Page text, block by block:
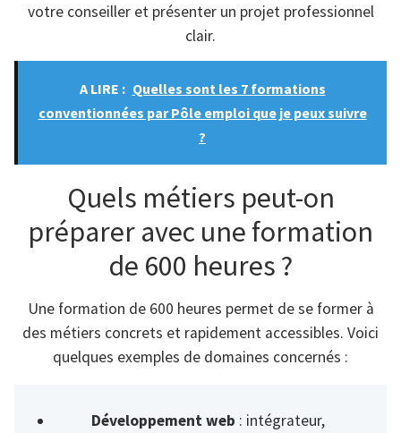
votre conseiller et présenter un projet professionnel
clair.
A LIRE : Quelles sont les 7 formations
conventionnées par Pôle emploi que je peux suivre
?
Quels métiers peut-on
préparer avec une formation
de 600 heures ?
Une formation de 600 heures permet de se former à
des métiers concrets et rapidement accessibles. Voici
quelques exemples de domaines concernés :
Développement web : intégrateur,